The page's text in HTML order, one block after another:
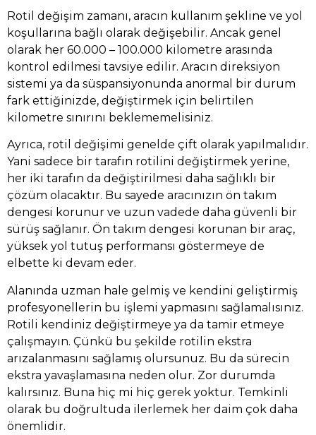
Rotil değişim zamanı, aracın kullanım şekline ve yol
koşullarına bağlı olarak değişebilir. Ancak genel
olarak her 60.000 – 100.000 kilometre arasında
kontrol edilmesi tavsiye edilir. Aracın direksiyon
sistemi ya da süspansiyonunda anormal bir durum
fark ettiğinizde, değiştirmek için belirtilen
kilometre sınırını beklememelisiniz.
Ayrıca, rotil değişimi genelde çift olarak yapılmalıdır.
Yani sadece bir tarafın rotilini değiştirmek yerine,
her iki tarafın da değiştirilmesi daha sağlıklı bir
çözüm olacaktır. Bu sayede aracınızın ön takım
dengesi korunur ve uzun vadede daha güvenli bir
sürüş sağlanır. Ön takım dengesi korunan bir araç,
yüksek yol tutuş performansı göstermeye de
elbette ki devam eder.
Alanında uzman hale gelmiş ve kendini geliştirmiş
profesyonellerin bu işlemi yapmasını sağlamalısınız.
Rotili kendiniz değiştirmeye ya da tamir etmeye
çalışmayın. Çünkü bu şekilde rotilin ekstra
arızalanmasını sağlamış olursunuz. Bu da sürecin
ekstra yavaşlamasına neden olur. Zor durumda
kalırsınız. Buna hiç mi hiç gerek yoktur. Temkinli
olarak bu doğrultuda ilerlemek her daim çok daha
önemlidir.